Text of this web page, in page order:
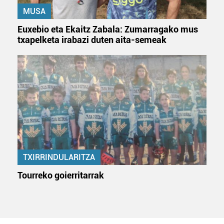
MUSA
Euxebio eta Ekaitz Zabala: Zumarragako mus
txapelketa irabazi duten aita-semeak
TXIRRINDULARITZA
Tourreko goierritarrak